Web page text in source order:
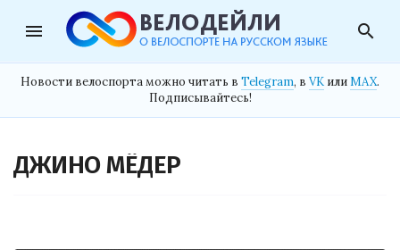
menu search
Новости велоспорта можно читать в Telegram, в VK илиMAX.
Подписывайтесь!
ДЖИНО МЁДЕР